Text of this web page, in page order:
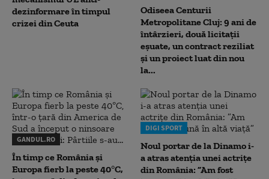
dezinformare în timpul
crizei din Ceuta
Odiseea Centurii
Metropolitane Cluj: 9 ani de
întârzieri, două licitații
eșuate, un contract reziliat
și un proiect luat din nou
la...
GANDUL.RO
În timp ce România și
Europa fierb la peste 40°C,
DIGI SPORT
Noul portar de la Dinamo i-
a atras atenția unei actrițe
din România: ”Am fost